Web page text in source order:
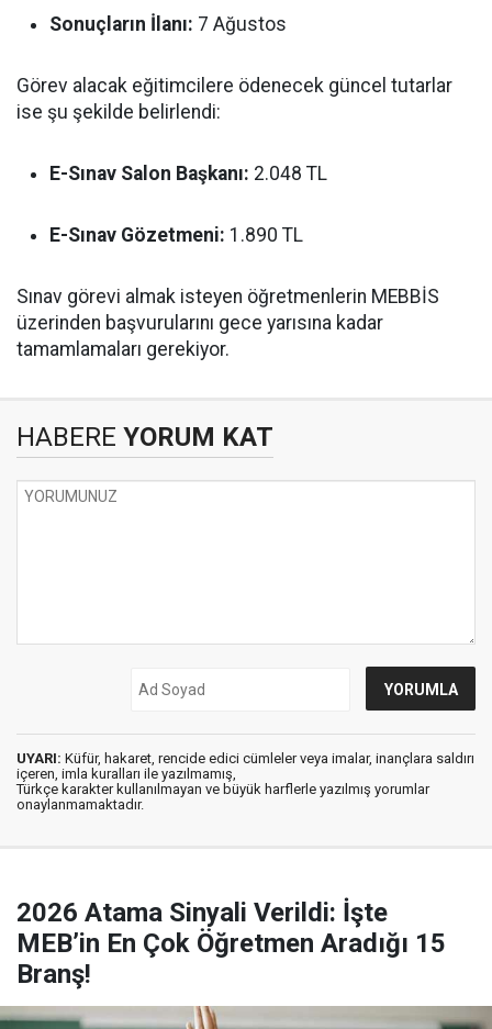
Sonuçların İlanı: 7 Ağustos
Görev alacak eğitimcilere ödenecek güncel tutarlar
ise şu şekilde belirlendi:
E-Sınav Salon Başkanı: 2.048 TL
E-Sınav Gözetmeni: 1.890 TL
Sınav görevi almak isteyen öğretmenlerin MEBBİS
üzerinden başvurularını gece yarısına kadar
tamamlamaları gerekiyor.
HABERE YORUM KAT
UYARI: Küfür, hakaret, rencide edici cümleler veya imalar, inançlara saldırı
içeren, imla kuralları ile yazılmamış,
Türkçe karakter kullanılmayan ve büyük harflerle yazılmış yorumlar
onaylanmamaktadır.
2026 Atama Sinyali Verildi: İşte
MEB’in En Çok Öğretmen Aradığı 15
Branş!